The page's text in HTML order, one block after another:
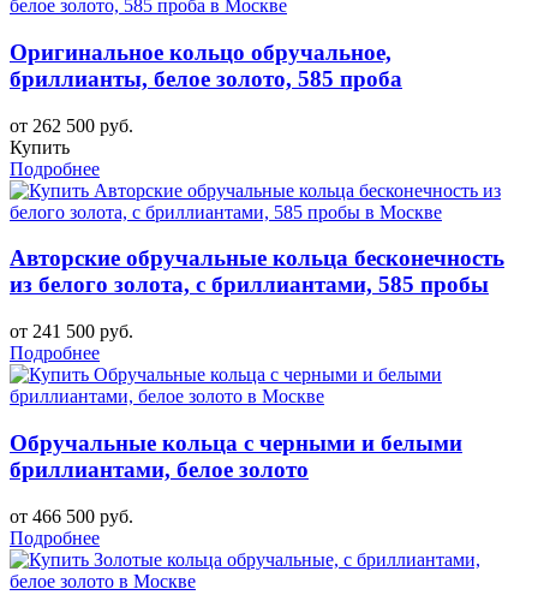
Оригинальное кольцо обручальное,
бриллианты, белое золото, 585 проба
от 262 500 руб.
Купить
Подробнее
Авторские обручальные кольца бесконечность
из белого золота, с бриллиантами, 585 пробы
от 241 500 руб.
Подробнее
Обручальные кольца с черными и белыми
бриллиантами, белое золото
от 466 500 руб.
Подробнее